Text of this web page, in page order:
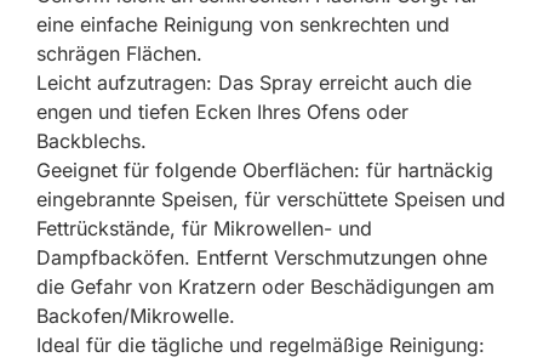
eine einfache Reinigung von senkrechten und
schrägen Flächen.
Leicht aufzutragen: Das Spray erreicht auch die
engen und tiefen Ecken Ihres Ofens oder
Backblechs.
Geeignet für folgende Oberflächen: für hartnäckig
eingebrannte Speisen, für verschüttete Speisen und
Fettrückstände, für Mikrowellen- und
Dampfbacköfen. Entfernt Verschmutzungen ohne
die Gefahr von Kratzern oder Beschädigungen am
Backofen/Mikrowelle.
Ideal für die tägliche und regelmäßige Reinigung: